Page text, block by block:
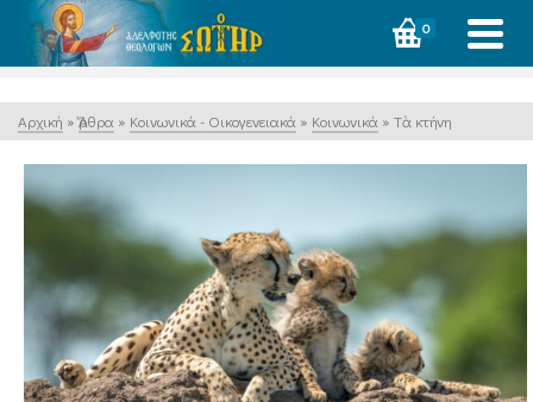
0
Αρχική » Ἄρθρα » Κοινωνικά - Οικογενειακά » Κοινωνικά » Τὰ κτήνη